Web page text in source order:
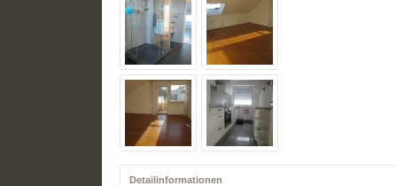
Detailinformationen